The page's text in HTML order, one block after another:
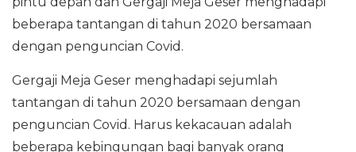
beberapa tantangan di tahun 2020 bersamaan
dengan penguncian Covid.
Gergaji Meja Geser menghadapi sejumlah
tantangan di tahun 2020 bersamaan dengan
penguncian Covid. Harus kekacauan adalah
beberapa kebingungan bagi banyak orang